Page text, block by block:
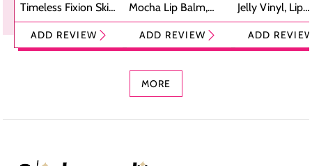
Timeless Fixion Skin
Tint Stick,
Foundation dan
ADD REVIEW
Mocha Lip Balm,
Pelembap Bibir
dengan Aroma
ADD REVIEW
Jelly Vinyl, Lip
Cream Glossy
Ringan
ADD
MORE